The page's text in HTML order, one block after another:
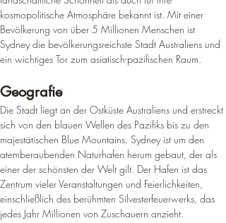
kosmopolitische Atmosphäre bekannt ist. Mit einer
Bevölkerung von über 5 Millionen Menschen ist
Sydney die bevölkerungsreichste Stadt Australiens und
ein wichtiges Tor zum asiatisch-pazifischen Raum.
Geografie
Die Stadt liegt an der Ostküste Australiens und erstreckt
sich von den blauen Wellen des Pazifiks bis zu den
majestätischen Blue Mountains. Sydney ist um den
atemberaubenden Naturhafen herum gebaut, der als
einer der schönsten der Welt gilt. Der Hafen ist das
Zentrum vieler Veranstaltungen und Feierlichkeiten,
einschließlich des berühmten Silvesterfeuerwerks, das
jedes Jahr Millionen von Zuschauern anzieht.